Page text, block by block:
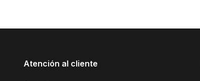
Atención al cliente